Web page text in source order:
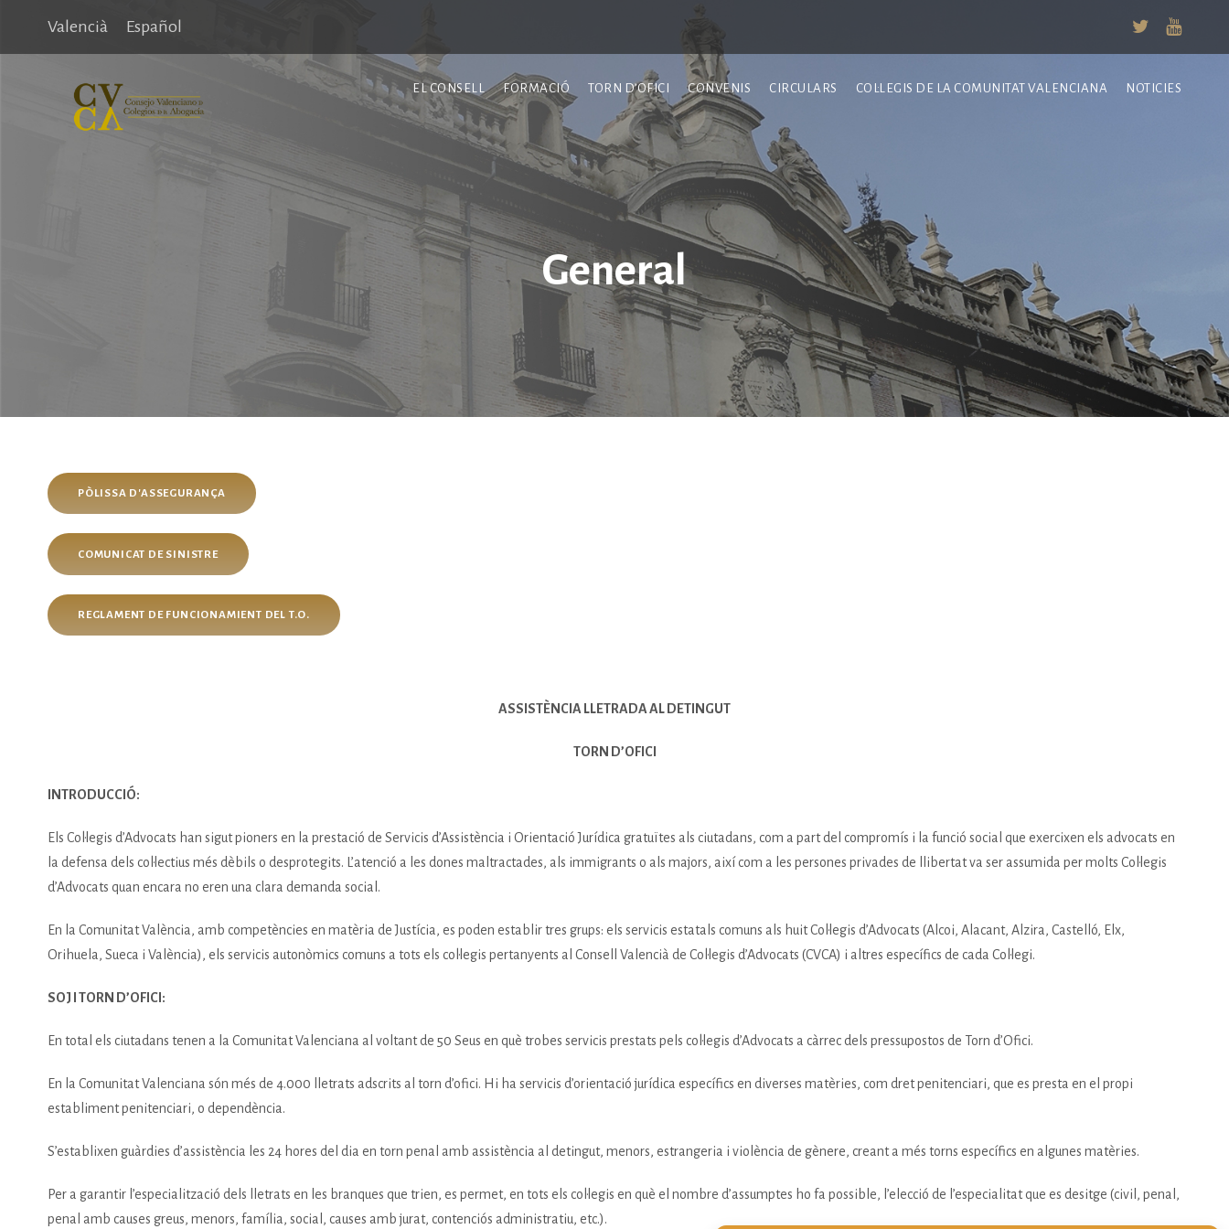
Valencià Español
EL CONSELL FORMACIÓ TORN D’OFICI CONVENIS CIRCULARS COL·LEGIS DE LA COMUNITAT VALENCIANA NOTICIES
General
PÒLISSA D'ASSEGURANÇA
COMUNICAT DE SINISTRE
REGLAMENT DE FUNCIONAMIENT DEL T.O.
ASSISTÈNCIA LLETRADA AL DETINGUT
TORN D’OFICI
INTRODUCCIÓ:
Els Col·legis d’Advocats han sigut pioners en la prestació de Servicis d’Assistència i Orientació Jurídica gratuïtes als ciutadans, com a part del compromís i la funció social que exercixen els advocats en
la defensa dels col·lectius més dèbils o desprotegits. L’atenció a les dones maltractades, als immigrants o als majors, així com a les persones privades de llibertat va ser assumida per molts Col·legis
d’Advocats quan encara no eren una clara demanda social.
En la Comunitat València, amb competències en matèria de Justícia, es poden establir tres grups: els servicis estatals comuns als huit Col·legis d’Advocats (Alcoi, Alacant, Alzira, Castelló, Elx,
Orihuela, Sueca i València), els servicis autonòmics comuns a tots els col·legis pertanyents al Consell Valencià de Col·legis d’Advocats (CVCA) i altres específics de cada Col·legi.
SOJ I TORN D’OFICI:
En total els ciutadans tenen a la Comunitat Valenciana al voltant de 50 Seus en què trobes servicis prestats pels col·legis d’Advocats a càrrec dels pressupostos de Torn d’Ofici.
En la Comunitat Valenciana són més de 4.000 lletrats adscrits al torn d’ofici. Hi ha servicis d’orientació jurídica específics en diverses matèries, com dret penitenciari, que es presta en el propi
establiment penitenciari, o dependència.
S’establixen guàrdies d’assistència les 24 hores del dia en torn penal amb assistència al detingut, menors, estrangeria i violència de gènere, creant a més torns específics en algunes matèries.
Per a garantir l’especialització dels lletrats en les branques que trien, es permet, en tots els col·legis en què el nombre d’assumptes ho fa possible, l’elecció de l’especialitat que es desitge (civil, penal,
penal amb causes greus, menors, família, social, causes amb jurat, contenciós administratiu, etc.).